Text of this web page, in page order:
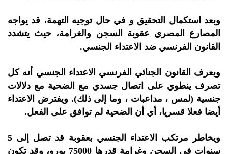
وبعد استكمال التحقيق و في حال توجيه التهمة، قد يواجه
المصارع المصري عقوبة السجن والغرامة، حيث يتشدد
القانون الفرنسي ضد الاعتداء الجنسي.
ويعرف القانون الجنائي الفرنسي الاعتداء الجنسي أنه كل
تصرف ينطوي على اتصال جسدي مع الضحية مع دلالات
جنسية (لمس ، مداعبات ، وما إلى ذلك). ويفترض الاعتداء
أيضا فعلا قسريا، أي أن الضحية لم توافق على الفعل.
ويخاطر مرتكب الاعتداء الجنسي بعقوبة قد تصل إلى 5
سنوات في السجن وغرامة قدرها 75000 يورو، وقد تكون